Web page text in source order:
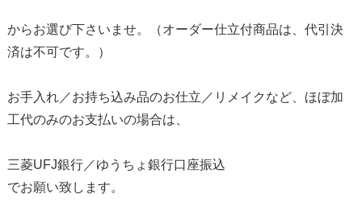
からお選び下さいませ。（オーダー仕立付商品は、代引決
済は不可です。）
お手入れ／お持ち込み品のお仕立／リメイクなど、ほぼ加
工代のみのお支払いの場合は、
三菱UFJ銀行／ゆうちょ銀行口座振込
でお願い致します。